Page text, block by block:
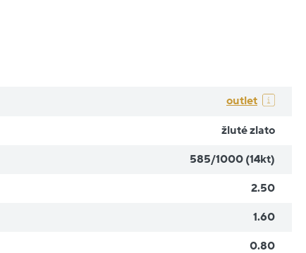
outlet
žluté zlato
585/1000 (14kt)
2.50
1.60
0.80